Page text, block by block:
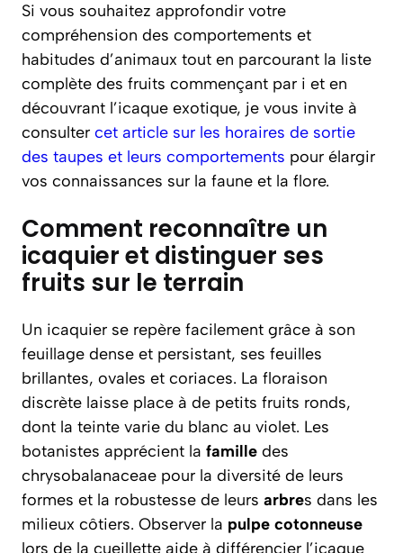
Si vous souhaitez approfondir votre
compréhension des comportements et
habitudes d’animaux tout en parcourant la liste
complète des fruits commençant par i et en
découvrant l’icaque exotique, je vous invite à
consulter cet article sur les horaires de sortie
des taupes et leurs comportements pour élargir
vos connaissances sur la faune et la flore.
Comment reconnaître un
icaquier et distinguer ses
fruits sur le terrain
Un icaquier se repère facilement grâce à son
feuillage dense et persistant, ses feuilles
brillantes, ovales et coriaces. La floraison
discrète laisse place à de petits fruits ronds,
dont la teinte varie du blanc au violet. Les
botanistes apprécient la famille des
chrysobalanaceae pour la diversité de leurs
formes et la robustesse de leurs arbres dans les
milieux côtiers. Observer la pulpe cotonneuse
lors de la cueillette aide à différencier l’icaque